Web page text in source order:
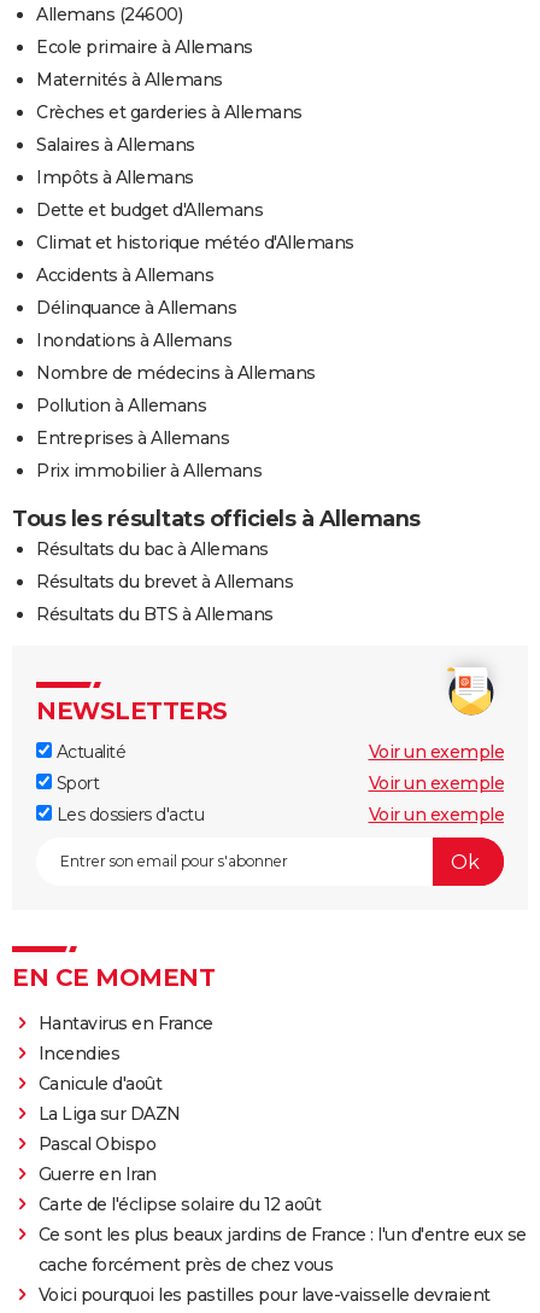
Allemans (24600)
Ecole primaire à Allemans
Maternités à Allemans
Crèches et garderies à Allemans
Salaires à Allemans
Impôts à Allemans
Dette et budget d'Allemans
Climat et historique météo d'Allemans
Accidents à Allemans
Délinquance à Allemans
Inondations à Allemans
Nombre de médecins à Allemans
Pollution à Allemans
Entreprises à Allemans
Prix immobilier à Allemans
Tous les résultats officiels à Allemans
Résultats du bac à Allemans
Résultats du brevet à Allemans
Résultats du BTS à Allemans
NEWSLETTERS
Actualité
Voir un exemple
Sport
Voir un exemple
Les dossiers d'actu
Voir un exemple
EN CE MOMENT
Hantavirus en France
Incendies
Canicule d'août
La Liga sur DAZN
Pascal Obispo
Guerre en Iran
Carte de l'éclipse solaire du 12 août
Ce sont les plus beaux jardins de France : l'un d'entre eux se
cache forcément près de chez vous
Voici pourquoi les pastilles pour lave-vaisselle devraient